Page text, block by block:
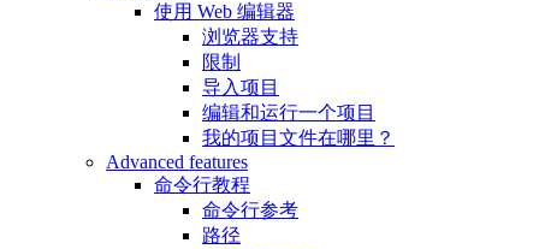
使用 Web 编辑器
浏览器支持
限制
导入项目
编辑和运行一个项目
我的项目文件在哪里？
Advanced features
命令行教程
命令行参考
路径